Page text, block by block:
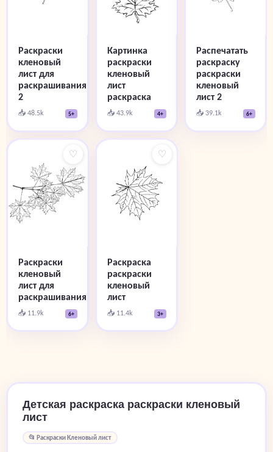
Раскраски
кленовый
лист для
раскрашивания
2
📥 48.5k 5+
Картинка
раскраски
кленовый
лист
раскраска
📥 43.9k 4+
Распечатать
раскраску
раскраски
кленовый
лист 2
📥 39.1k 6+
♡
Раскраски
кленовый
лист для
раскрашивания
📥 11.9k 6+
♡
Раскраска
раскраски
кленовый
лист
📥 11.4k 3+
Детская раскраска раскраски кленовый
лист
📂 Раскраски Кленовый лист